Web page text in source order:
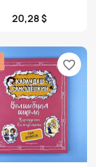
20,28 $
favorite_border